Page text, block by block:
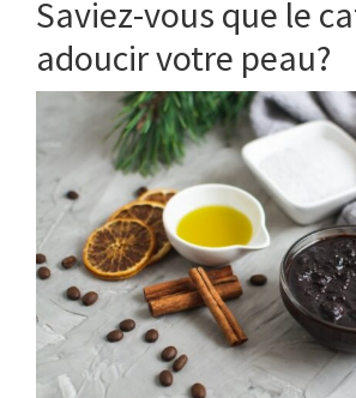
Saviez-vous que le
adoucir votre peau?